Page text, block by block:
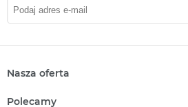
Narodzenie Jana „Chrzciciela”
wśród nas wydarzyło. Czyniąc to,
Nasza oferta
Polecamy